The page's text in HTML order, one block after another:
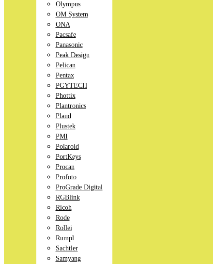
Olympus
OM System
ONA
Pacsafe
Panasonic
Peak Design
Pelican
Pentax
PGYTECH
Phottix
Plantronics
Plaud
Plustek
PMI
Polaroid
PortKeys
Procan
Profoto
ProGrade Digital
RGBlink
Ricoh
Rode
Rollei
Rumpl
Sachtler
Samyang